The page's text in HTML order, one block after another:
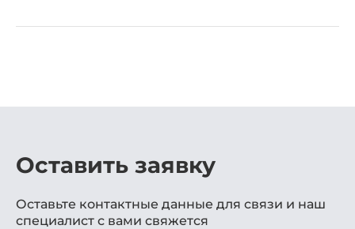
Оставить заявку
Оставьте контактные данные для связи и наш
специалист с вами свяжется